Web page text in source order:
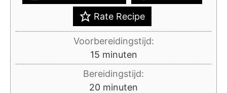
Rate Recipe
Voorbereidingstijd:
15minuten
minuten
Bereidingstijd:
20minuten
minuten